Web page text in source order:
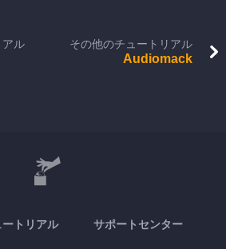
アル その他のチュートリアル
Audiomack
ートリアル サポートセンター